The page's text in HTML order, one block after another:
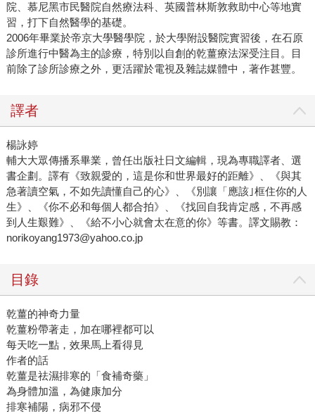
院、慕尼黑市民醫院自然療法科、英國普林斯敦救助中心等地實
習，打下自然醫學的基礎。
2006年畢業於帝京大學醫學院，於大學附設醫院實習後，在石原
診所進行中醫為主的診療，特別以自創的乾薑療法深受注目。目
前除了診所診療之外，更活躍於電視及雜誌媒體中，著作甚豐。
譯者
楊詠婷
輔大大眾傳播系畢業，曾任出版社日文編輯，現為專職譯者、選
書企劃。譯有《致親愛的，這是你和世界最好的距離》、《與其
急著讀空氣，不如先讀懂自己的心》、《別讓「應該｣框住你的人
生》、《你不必和每個人都合拍》、《找回自我肯定感，不再感
到人生艱難》、《給不小心就會太在意的你》等書。譯文賜教：
norikoyang1973@yahoo.co.jp
目錄
乾薑的神奇力量
乾薑粉帶著走，加在哪裡都可以
每天吃一點，效果馬上看得見
作者的話
乾薑是祛濕排寒的「食補奇藥」
為身體加溫，為健康加分
排寒補陽，病邪不侵